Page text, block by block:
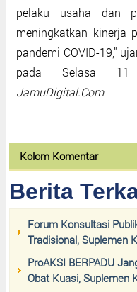
pelaku usaha dan
meningkatkan kinerja
pandemi COVID-19,"
pada Selasa
JamuDigital.Com
Kolom Komentar
Berita
Forum Konsultasi
Tradisional, Suplemen
ProAKSI BERPADU
Obat Kuasi, Suplemen